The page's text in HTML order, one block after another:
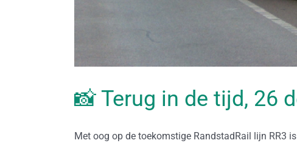
📸 Terug in de tijd, 26
Met oog op de toekomstige RandstadRail lijn RR3 is